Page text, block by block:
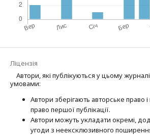
Ліцензія
Автори, які публікуються у цьому
умовами:
Автори зберігають авторське право
право першої публі­кації.
Автори можуть укладати окремі,
угоди з неексклюзив­ного